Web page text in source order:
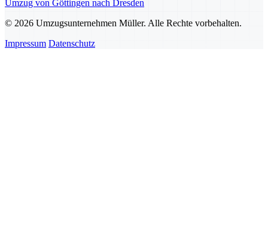
Umzug von Göttingen nach Dresden
© 2026 Umzugsunternehmen Müller. Alle Rechte vorbehalten.
Impressum Datenschutz